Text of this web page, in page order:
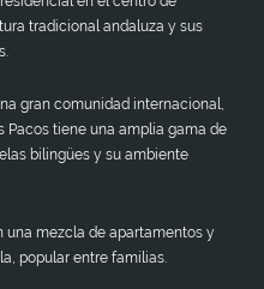
tradicional andaluza y sus
gran comunidad internacional,
Pacos tiene una amplia gama de
bilingües y su ambiente
una mezcla de apartamentos y
popular entre familias.